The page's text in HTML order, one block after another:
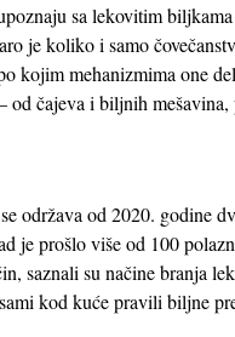
sa lekovitim
je koliko i samo
kojim mehanizmima one
čajeva i biljnih mešavina,
održava od 2020. godine
je prošlo više od 100
saznali su načine branja
kod kuće pravili biljne